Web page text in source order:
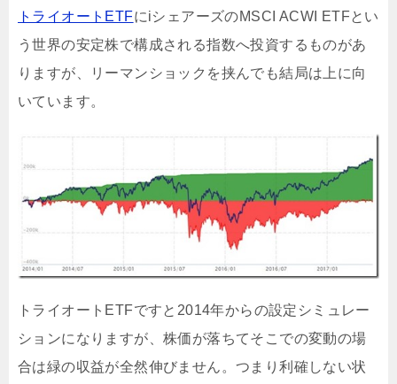
トライオートETFにiシェアーズのMSCI ACWI ETFとい
う世界の安定株で構成される指数へ投資するものがあ
りますが、リーマンショックを挟んでも結局は上に向
いています。
トライオートETFですと2014年からの設定シミュレー
ションになりますが、株価が落ちてそこでの変動の場
合は緑の収益が全然伸びません。つまり利確しない状